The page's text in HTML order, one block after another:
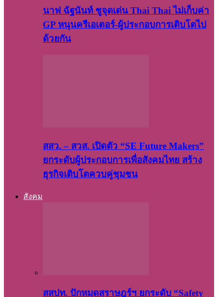
นาฟ ฉัฐนันท์ ชูจุดเด่น Thai Thai ไม่เก็บค่า
GP หนุนครีเอเตอร์-ผู้ประกอบการเติบโตไป
ด้วยกัน
สสว. – สวส. เปิดตัว “SE Future Makers”
ยกระดับผู้ประกอบการเพื่อสังคมไทย สร้าง
ธุรกิจเติบโตควบคู่ชุมชน
สังคม
สสปท. ปักหมุดสุราษฎร์ฯ ยกระดับ “Safety